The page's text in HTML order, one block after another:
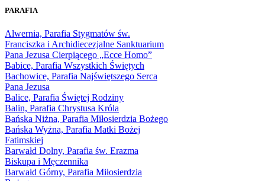
1966
1968
1969
1970
1971
1972
1973
1974
1975
1976
1977
1978
1979
1980
1981
PARAFIA
Alwernia, Parafia Stygmatów św.
Franciszka i Archidiecezjalne Sanktuarium
Pana Jezusa Cierpiącego „Ecce Homo”
Babice, Parafia Wszystkich Świętych
Bachowice, Parafia Najświętszego Serca
Pana Jezusa
Balice, Parafia Świętej Rodziny
Balin, Parafia Chrystusa Króla
Bańska Niżna, Parafia Miłosierdzia Bożego
Bańska Wyżna, Parafia Matki Bożej
Fatimskiej
Barwałd Dolny, Parafia św. Erazma
Biskupa i Męczennika
Barwałd Górny, Parafia Miłosierdzia
Bożego